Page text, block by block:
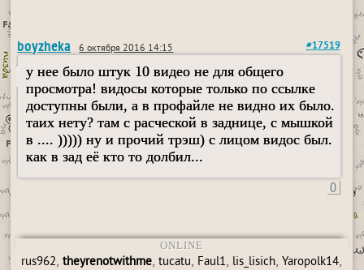
boyzheka 6 октября 2016 14:15 #17519
у нее было штук 10 видео не для общего
просмотра! видосы которые только по ссылке
доступны были, а в профайле не видно их было.
таих нету? там с расческой в заднице, с мышкой
в .... ))))) ну и прочий трэш) с лицом видос был.
как в зад её кто то долбил...
0
ONLINE
rus962, theyrenotwithme, tucatu, Faul1, lis_lisich, Yaropolk14,